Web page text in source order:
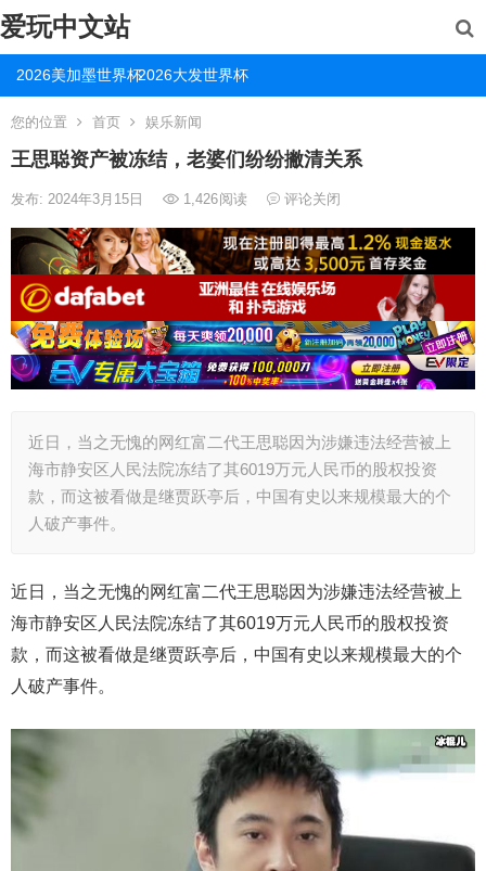
爱玩中文站
2026美加墨世界杯2026大发世界杯
您的位置 首页 娱乐新闻
王思聪资产被冻结，老婆们纷纷撇清关系
发布: 2024年3月15日 1,426阅读 评论关闭
近日，当之无愧的网红富二代王思聪因为涉嫌违法经营被上
海市静安区人民法院冻结了其6019万元人民币的股权投资
款，而这被看做是继贾跃亭后，中国有史以来规模最大的个
人破产事件。
近日，当之无愧的网红富二代王思聪因为涉嫌违法经营被上
海市静安区人民法院冻结了其6019万元人民币的股权投资
款，而这被看做是继贾跃亭后，中国有史以来规模最大的个
人破产事件。